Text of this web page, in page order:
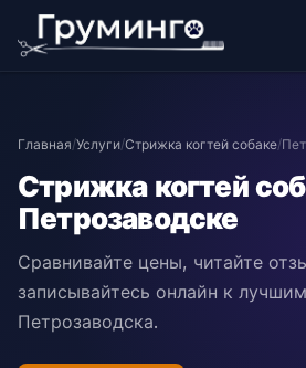
Главная/Услуги/Стрижка когтей собаке/
Стрижка когтей
Петрозаводске
Сравнивайте цены, читайте
записывайтесь онлайн к
Петрозаводска.